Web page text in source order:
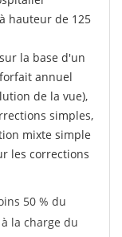
hauteur de 125
la base d'un
annuel
de la vue),
simples,
mixte simple
les corrections
50 % du
la charge du